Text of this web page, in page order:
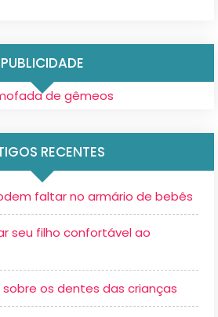
PUBLICIDADE
RECENTES
faltar no armário de bebês
seu filho confortável ao
sobre os dentes das crianças